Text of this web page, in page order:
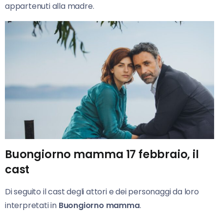
appartenuti alla madre.
Buongiorno mamma 17 febbraio, il
cast
Di seguito il cast degli attori e dei personaggi da loro
interpretati in Buongiorno mamma.